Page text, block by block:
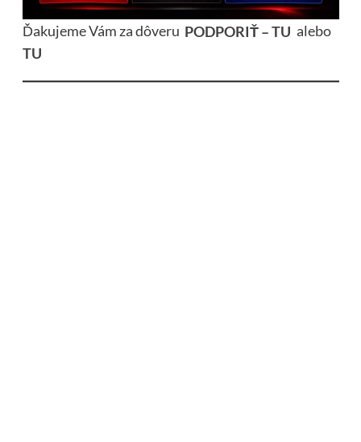
Ďakujeme Vám za dôveru PODPORIŤ – TU alebo
TU